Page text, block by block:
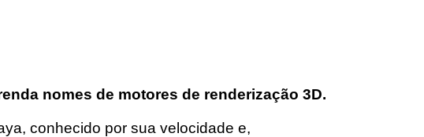
nomes de motores de renderização 3D.
conhecido por sua velocidade e,